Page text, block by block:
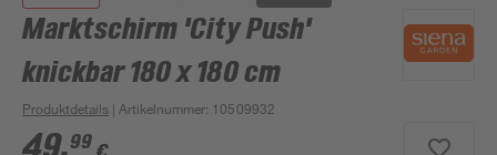
Marktschirm 'City Push'
knickbar 180 x 180 cm
Produktdetails | Artikelnummer: 10509932
99